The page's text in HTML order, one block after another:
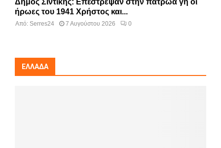
Δήμος Σιντικής: Επέστρεψαν στην πατρώα γη οι
ήρωες του 1941 Χρήστος και...
Από: Serres24 7 Αυγούστου 2026 0
ΕΛΛΆΔΑ